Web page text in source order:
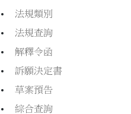
法規類別
法規查詢
解釋令函
訴願決定書
草案預告
綜合查詢